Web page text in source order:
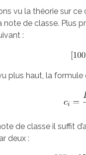
vu la théorie sur
note de classe. Plus
:
plus haut, la
de classe il suffit
deux :